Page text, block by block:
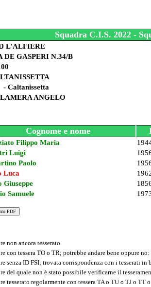
Squadra C.I.S. 2022 -
L'ALFIERE
DE GASPERI N.34/B
Caltanissetta
ANGELO
Cognome e nome
Filippo Maria
Luigi
Paolo
Luca
Giuseppe
Samuele
non ancora tesserato.
con tessera TO o TR; potrebbe andare bene oppure
senza ID FSI; trovata corrispondenza con i tesserati
del quale non è stato possibile verificarne il
tesserato regolarmente con tessera TA o TU o TJ o TT